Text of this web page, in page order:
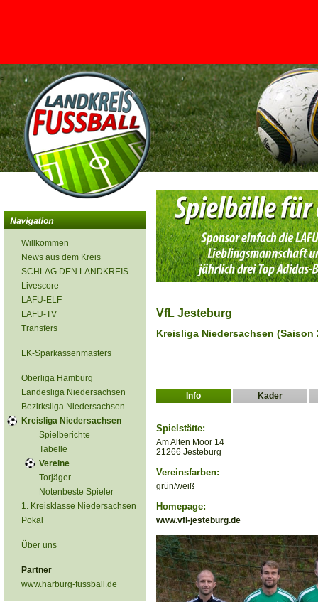
<
Willkommen
News aus dem Kreis
SCHLAG DEN LANDKREIS
Livescore
LAFU-ELF
LAFU-TV
Transfers
LK-Sparkassenmasters
Oberliga Hamburg
Landesliga Niedersachsen
Bezirksliga Niedersachsen
Kreisliga Niedersachsen
Spielberichte
Tabelle
Vereine
Torjäger
Notenbeste Spieler
1. Kreisklasse Niedersachsen
Pokal
Über uns
Partner
www.harburg-fussball.de
VfL Jesteburg
Kreisliga Niedersachsen (Saison
Info Kader
Spielstätte:
Am Alten Moor 14
21266 Jesteburg
Vereinsfarben:
grün/weiß
Homepage:
www.vfl-jesteburg.de